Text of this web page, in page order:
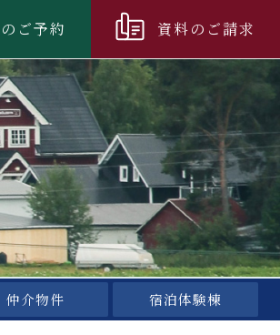
のご予約 資料のご請求
仲介物件 宿泊体験棟